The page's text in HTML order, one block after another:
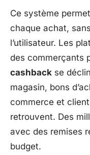
Ce système
chaque achat,
l’utilisateur. Les
des commerçants
cashback se
magasin, bons
commerce et
retrouvent. Des
avec des remises
budget.